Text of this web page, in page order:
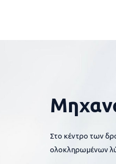
Στο κέντρο των
ολοκληρωμένων